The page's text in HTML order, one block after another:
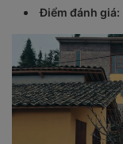
Điểm đánh giá: